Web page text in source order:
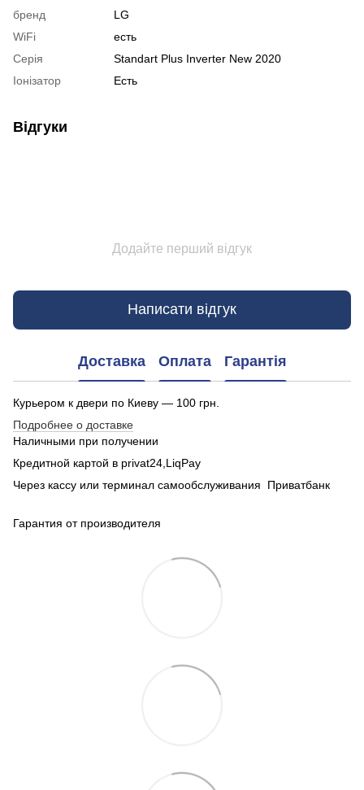
бренд
LG
WiFi
есть
Серія
Standart Plus Inverter New 2020
Іонізатор
Есть
Відгуки
Додайте перший відгук
Написати відгук
Доставка Оплата Гарантія
Курьером к двери по Киеву — 100 грн.
Подробнее о доставке
Наличными при получении
Кредитной картой в privat24,LiqPay
Через кассу или терминал самообслуживания Приватбанк
Гарантия от производителя